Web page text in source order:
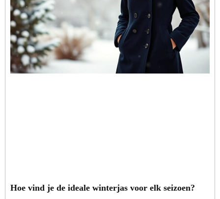
Hoe vind je de ideale winterjas voor elk seizoen?